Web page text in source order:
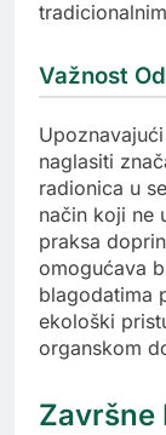
Važnost
naglasiti
radionica u
način koji ne
praksa
omogućava
blagodatima
ekološki
organskom
Završne